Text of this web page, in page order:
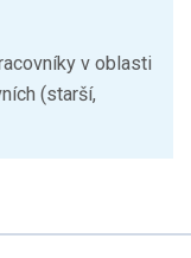
v oblasti
(starší,